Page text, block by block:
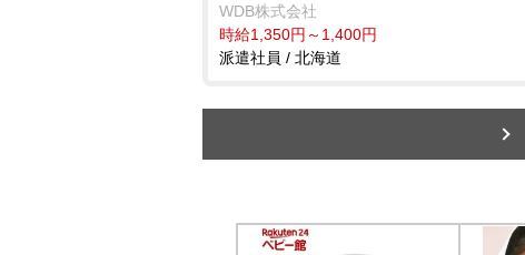
WDB株式会社
時給1,350円～1,400円
派遣社員 / 北海道